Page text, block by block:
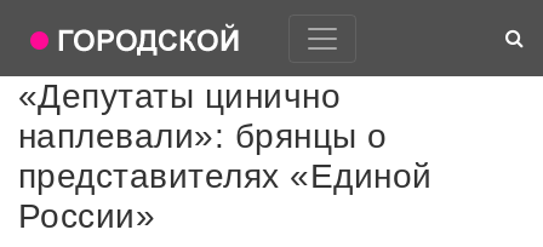
«Депутаты цинично
наплевали»: брянцы о
представителях «Единой
России»